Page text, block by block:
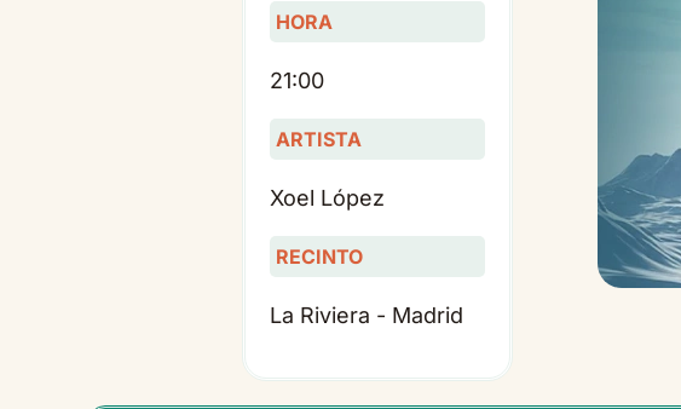
HORA
21:00
ARTISTA
Xoel López
RECINTO
La Riviera - Madrid